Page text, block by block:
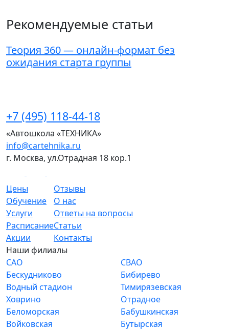
Рекомендуемые статьи
Теория 360 — онлайн-формат без
ожидания старта группы
+7 (495) 118-44-18
«Автошкола «ТЕХНИКА»
info@cartehnika.ru
г. Москва, ул.Отрадная 18 кор.1
Цены
Обучение
Услуги
Расписание
Акции
Отзывы
О нас
Ответы на вопросы
Статьи
Контакты
Наши филиалы
САО
Бескудниково
Водный стадион
Ховрино
Беломорская
Войковская
СВАО
Бибирево
Тимирязевская
Отрадное
Бабушкинская
Бутырская